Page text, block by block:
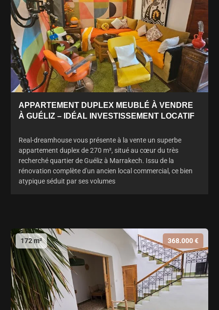
APPARTEMENT DUPLEX MEUBLÉ À VENDRE
À GUÉLIZ – IDÉAL INVESTISSEMENT LOCATIF
Real-dreamhouse vous présente à la vente un superbe
appartement duplex de 270 m², situé au cœur du très
recherché quartier de Guéliz à Marrakech. Issu de la
rénovation complète d'un ancien local commercial, ce bien
atypique séduit par ses volumes
172 m² 368.000 €